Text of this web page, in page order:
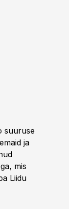
suuruse
ja
mis
Liidu